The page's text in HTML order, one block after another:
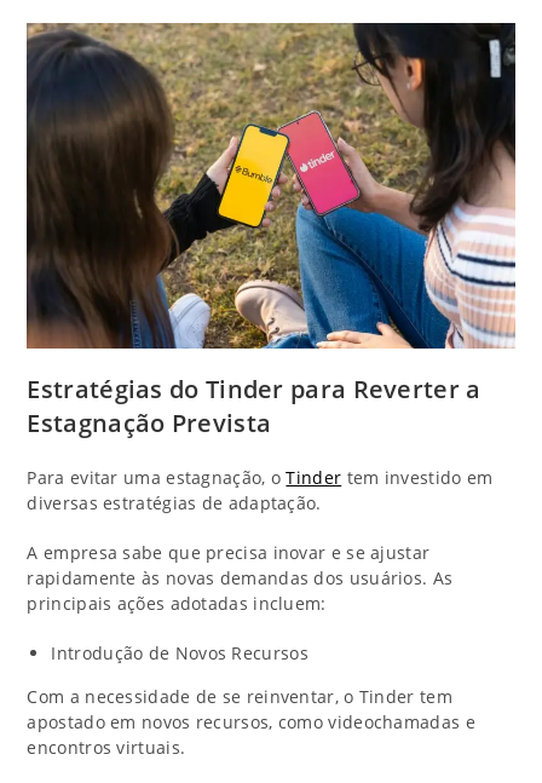
Estratégias do Tinder para Reverter a
Estagnação Prevista
Para evitar uma estagnação, oTinder tem investido em
diversas estratégias de adaptação.
A empresa sabe que precisa inovar e se ajustar
rapidamente às novas demandas dos usuários. As
principais ações adotadas incluem:
Introdução de Novos Recursos
Com a necessidade de se reinventar, o Tinder tem
apostado em novos recursos, como videochamadas e
encontros virtuais.